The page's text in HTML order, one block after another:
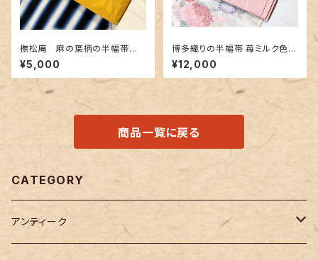
撫松庵 麻の葉柄の半幅帯
黄色✕金茶色
¥5,000
博多織りの半幅帯 苺ミルク色に
乱菊地紋
¥12,000
商品一覧に戻る
CATEGORY
アンティーク